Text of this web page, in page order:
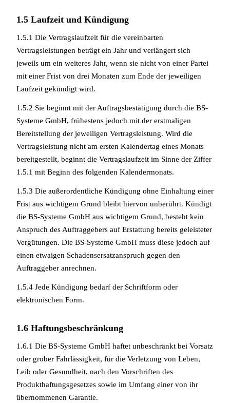
1.5 Laufzeit und Kündigung
1.5.1 Die Vertragslaufzeit für die vereinbarten
Vertragsleistungen beträgt ein Jahr und verlängert sich
jeweils um ein weiteres Jahr, wenn sie nicht von einer Partei
mit einer Frist von drei Monaten zum Ende der jeweiligen
Laufzeit gekündigt wird.
1.5.2 Sie beginnt mit der Auftragsbestätigung durch die BS-
Systeme GmbH, frühestens jedoch mit der erstmaligen
Bereitstellung der jeweiligen Vertragsleistung. Wird die
Vertragsleistung nicht am ersten Kalendertag eines Monats
bereitgestellt, beginnt die Vertragslaufzeit im Sinne der Ziffer
1.5.1 mit Beginn des folgenden Kalendermonats.
1.5.3 Die außerordentliche Kündigung ohne Einhaltung einer
Frist aus wichtigem Grund bleibt hiervon unberührt. Kündigt
die BS-Systeme GmbH aus wichtigem Grund, besteht kein
Anspruch des Auftraggebers auf Erstattung bereits geleisteter
Vergütungen. Die BS-Systeme GmbH muss diese jedoch auf
einen etwaigen Schadensersatzanspruch gegen den
Auftraggeber anrechnen.
1.5.4 Jede Kündigung bedarf der Schriftform oder
elektronischen Form.
1.6 Haftungsbeschränkung
1.6.1 Die BS-Systeme GmbH haftet unbeschränkt bei Vorsatz
oder grober Fahrlässigkeit, für die Verletzung von Leben,
Leib oder Gesundheit, nach den Vorschriften des
Produkthaftungsgesetzes sowie im Umfang einer von ihr
übernommenen Garantie.